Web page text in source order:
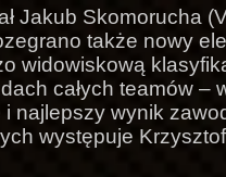
Jakub Skomorucha
także nowy
widowiskową
całych teamów –
najlepszy wynik
występuje